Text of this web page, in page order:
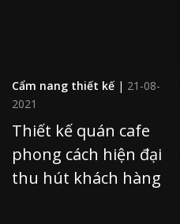
Cẩm nang thiết kế | 21-08-
2021
Thiết kế quán cafe
phong cách hiện đại
thu hút khách hàng